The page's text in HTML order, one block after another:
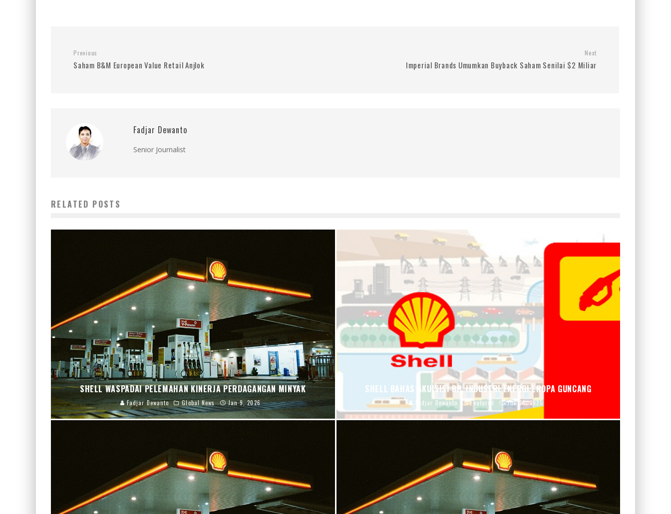
Previous
Saham B&M European Value Retail Anjlok
Next
Imperial Brands Umumkan Buyback Saham Senilai $2 Miliar
Fadjar Dewanto
Senior Journalist
RELATED POSTS
SHELL WASPADAI PELEMAHAN KINERJA PERDAGANGAN MINYAK
Fadjar Dewanto Global News Jan 9, 2026
SHELL BAHAS AKUISISI BP, INDUSTRI ENERGI EROPA GUNCANG
Fadjar Dewanto Featured Jun 26, 2025